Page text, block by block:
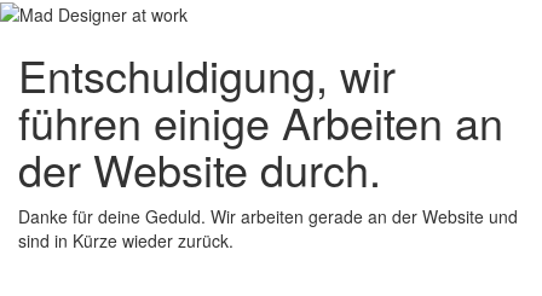
Entschuldigung, wir
führen einige Arbeiten an
der Website durch.
Danke für deine Geduld. Wir arbeiten gerade an der Website und
sind in Kürze wieder zurück.